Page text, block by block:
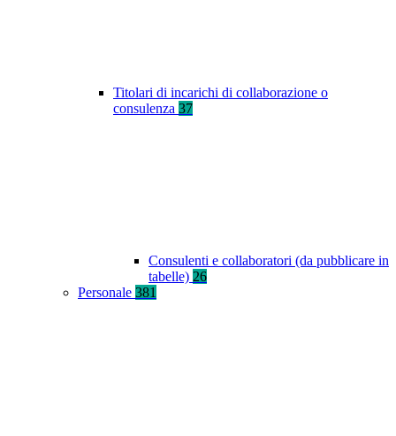
Titolari di incarichi di collaborazione o
consulenza 37
Consulenti e collaboratori (da pubblicare in
tabelle) 26
Personale 381